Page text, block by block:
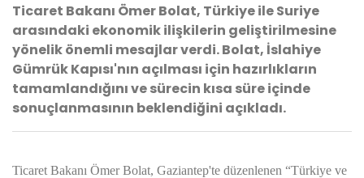
Ticaret Bakanı Ömer Bolat, Türkiye ile Suriye
arasındaki ekonomik ilişkilerin geliştirilmesine
yönelik önemli mesajlar verdi. Bolat, İslahiye
Gümrük Kapısı'nın açılması için hazırlıkların
tamamlandığını ve sürecin kısa süre içinde
sonuçlanmasının beklendiğini açıkladı.
Ticaret Bakanı Ömer Bolat, Gaziantep'te düzenlenen “Türkiye ve